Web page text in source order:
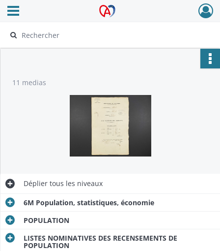
Archives Alsace - Colmar
Ouvrir le menu déroulant
11 medias
Déplier tous les niveaux
6M Population, statistiques, économie
POPULATION
LISTES NOMINATIVES DES RECENSEMENTS DE
POPULATION